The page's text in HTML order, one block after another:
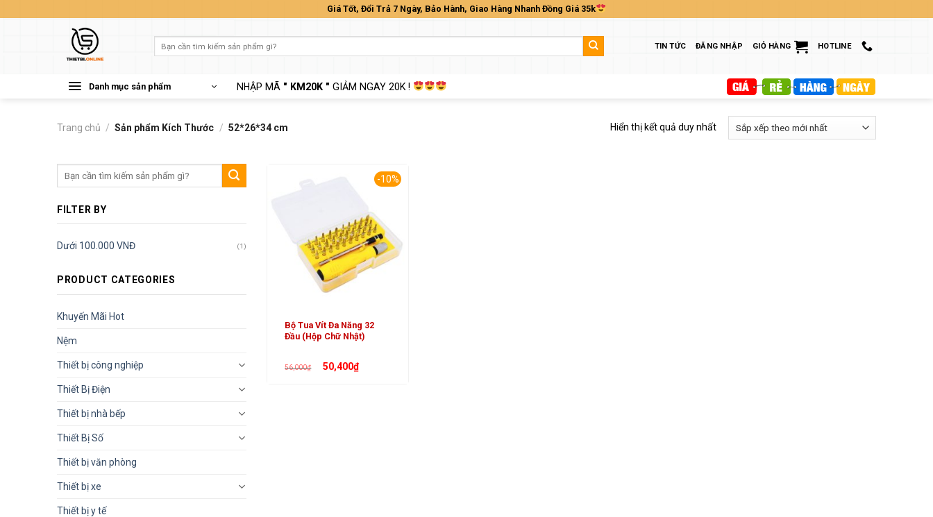
Giá Tốt, Đổi Trả 7 Ngày, Bảo Hành, Giao Hàng Nhanh Đồng Giá 35k
kiếm:
TIN TỨC ĐĂNG NHẬP GIỎ HÀNG HOTLINE
Danh mục sản phẩm NHẬP MÃ " KM20K " GIẢM NGAY 20K !
Trang chủ / Sản phẩm Kích Thước / 52*26*34 cm Hiển thị kết quả duy nhất
kiếm:
FILTER BY
Dưới 100.000 VNĐ (1)
PRODUCT CATEGORIES
Khuyến Mãi Hot
Nệm
Thiết bị công nghiệp
Thiết Bị Điện
Thiết bị nhà bếp
Thiết Bị Số
Thiết bị văn phòng
Thiết bị xe
Thiết bị y tế
-10%
Bộ Tua Vít Đa Năng 32
Đầu (Hộp Chữ Nhật)
56,000₫
Giá
gốc
50,400₫Giá
hiện